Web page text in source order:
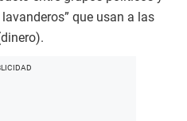
que usan a las